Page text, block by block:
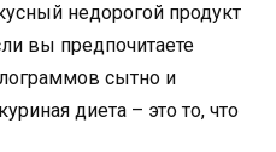
недорогой продукт
вы предпочитаете
сытно и
диета – это то, что